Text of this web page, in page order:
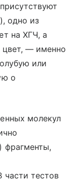
одно из
на ХГЧ, а
цвет, — именно
или
о
молекул
фрагменты,
части тестов